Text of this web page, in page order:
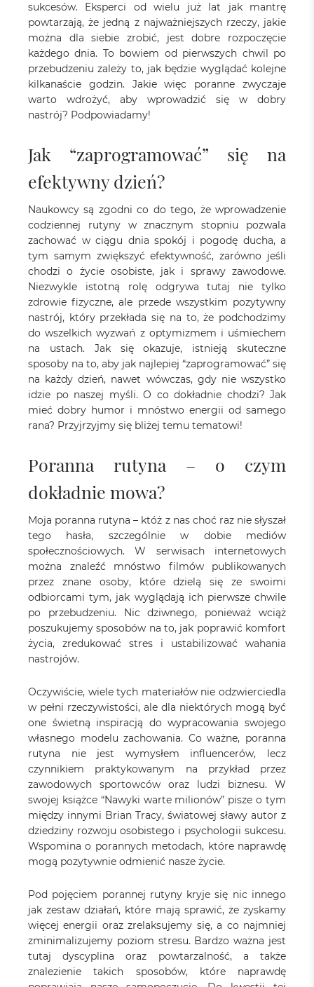
sukcesów. Eksperci od wielu już lat jak mantrę
powtarzają, że jedną z najważniejszych rzeczy, jakie
można dla siebie zrobić, jest dobre rozpoczęcie
każdego dnia. To bowiem od pierwszych chwil po
przebudzeniu zależy to, jak będzie wyglądać kolejne
kilkanaście godzin. Jakie więc poranne zwyczaje
warto wdrożyć, aby wprowadzić się w dobry
nastrój? Podpowiadamy!
Jak “zaprogramować” się na
efektywny dzień?
Naukowcy są zgodni co do tego, że wprowadzenie
codziennej rutyny w znacznym stopniu pozwala
zachować w ciągu dnia spokój i pogodę ducha, a
tym samym zwiększyć efektywność, zarówno jeśli
chodzi o życie osobiste, jak i sprawy zawodowe.
Niezwykle istotną rolę odgrywa tutaj nie tylko
zdrowie fizyczne, ale przede wszystkim pozytywny
nastrój, który przekłada się na to, że podchodzimy
do wszelkich wyzwań z optymizmem i uśmiechem
na ustach. Jak się okazuje, istnieją skuteczne
sposoby na to, aby jak najlepiej “zaprogramować” się
na każdy dzień, nawet wówczas, gdy nie wszystko
idzie po naszej myśli. O co dokładnie chodzi? Jak
mieć dobry humor i mnóstwo energii od samego
rana? Przyjrzyjmy się bliżej temu tematowi!
Poranna rutyna – o czym
dokładnie mowa?
Moja poranna rutyna – któż z nas choć raz nie słyszał
tego hasła, szczególnie w dobie mediów
społecznościowych. W serwisach internetowych
można znaleźć mnóstwo filmów publikowanych
przez znane osoby, które dzielą się ze swoimi
odbiorcami tym, jak wyglądają ich pierwsze chwile
po przebudzeniu. Nic dziwnego, ponieważ wciąż
poszukujemy sposobów na to, jak poprawić komfort
życia, zredukować stres i ustabilizować wahania
nastrojów.
Oczywiście, wiele tych materiałów nie odzwierciedla
w pełni rzeczywistości, ale dla niektórych mogą być
one świetną inspiracją do wypracowania swojego
własnego modelu zachowania. Co ważne, poranna
rutyna nie jest wymysłem influencerów, lecz
czynnikiem praktykowanym na przykład przez
zawodowych sportowców oraz ludzi biznesu. W
swojej książce “Nawyki warte milionów” pisze o tym
między innymi Brian Tracy, światowej sławy autor z
dziedziny rozwoju osobistego i psychologii sukcesu.
Wspomina o porannych metodach, które naprawdę
mogą pozytywnie odmienić nasze życie.
Pod pojęciem porannej rutyny kryje się nic innego
jak zestaw działań, które mają sprawić, że zyskamy
więcej energii oraz zrelaksujemy się, a co najmniej
zminimalizujemy poziom stresu. Bardzo ważna jest
tutaj dyscyplina oraz powtarzalność, a także
znalezienie takich sposobów, które naprawdę